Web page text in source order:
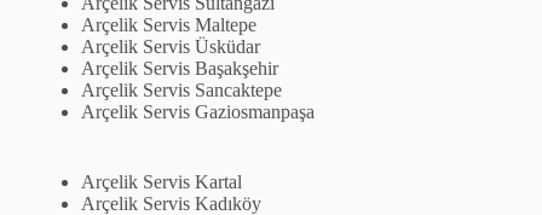
Arçelik Servis Maltepe
Arçelik Servis Üsküdar
Arçelik Servis Başakşehir
Arçelik Servis Sancaktepe
Arçelik Servis Gaziosmanpaşa
Arçelik Servis Kartal
Arçelik Servis Kadıköy